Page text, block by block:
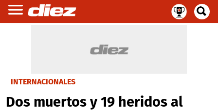
INTERNACIONALES
Dos muertos y 19 heridos al